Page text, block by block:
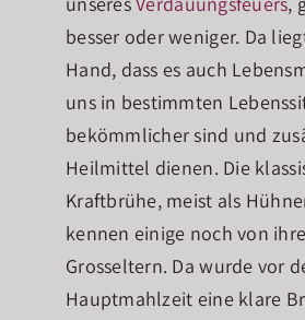
besser oder weniger. Da
Hand, dass es auch
uns in bestimmten
bekömmlicher sind und
Heilmittel dienen. Die
Kraftbrühe, meist als
kennen einige noch von
Grosseltern. Da wurde vor
Hauptmahlzeit eine klare